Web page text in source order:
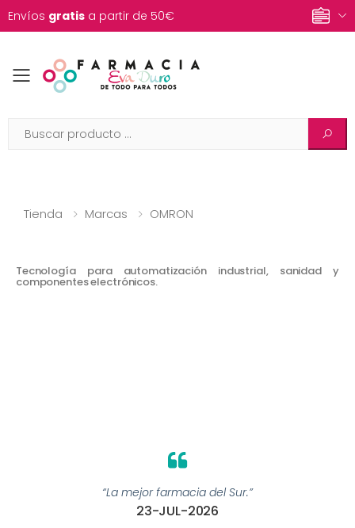
Envíos gratis a partir de 50€
Toggle mobile menu
Tienda Marcas OMRON
Tecnología para automatización industrial, sanidad y
componentes electrónicos.
“La mejor farmacia del Sur.”
23-JUL-2026